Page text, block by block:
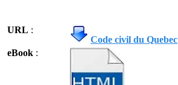
URL :
Code civil du Quebec
eBook :